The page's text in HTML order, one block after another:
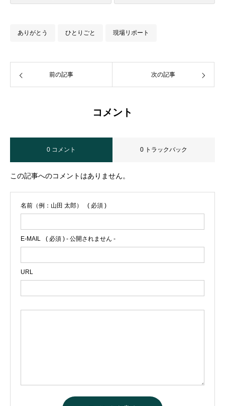
ありがとう ひとりごと 現場リポート
前の記事 次の記事
コメント
0 コメント 0 トラックバック
この記事へのコメントはありません。
名前（例：山田 太郎） ( 必須 )
E-MAIL ( 必須 ) - 公開されません -
URL